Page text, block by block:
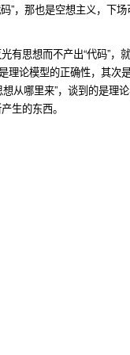
”，那也是空想主义，下
思想而不产出“代码”，
理论模型的正确性，其次
从哪里来”，谈到的是理
生的东西。